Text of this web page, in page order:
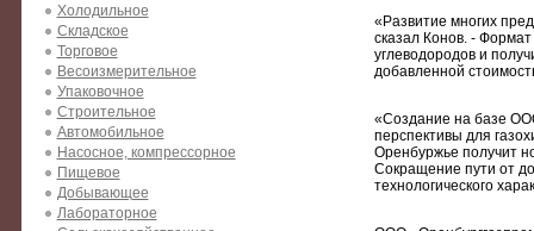
Холодильное
Складское
Торговое
Весоизмерительное
Упаковочное
Строительное
Автомобильное
Насосное, компрессорное
Пищевое
Добывающее
Лабораторное
«Развитие многих
сказал Конов. -
углеводородов и
добавленной
«Создание на базе
перспективы для
Оренбуржье получит
Сокращение пути от
технологического